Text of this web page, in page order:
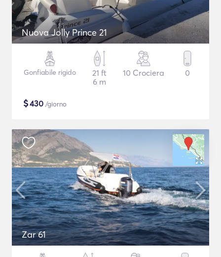
Nuova Jolly Prince 21
Gonfiabile rigido
21 ft
6 m
10 Crociera 0
$430 /giorno
Zar 61